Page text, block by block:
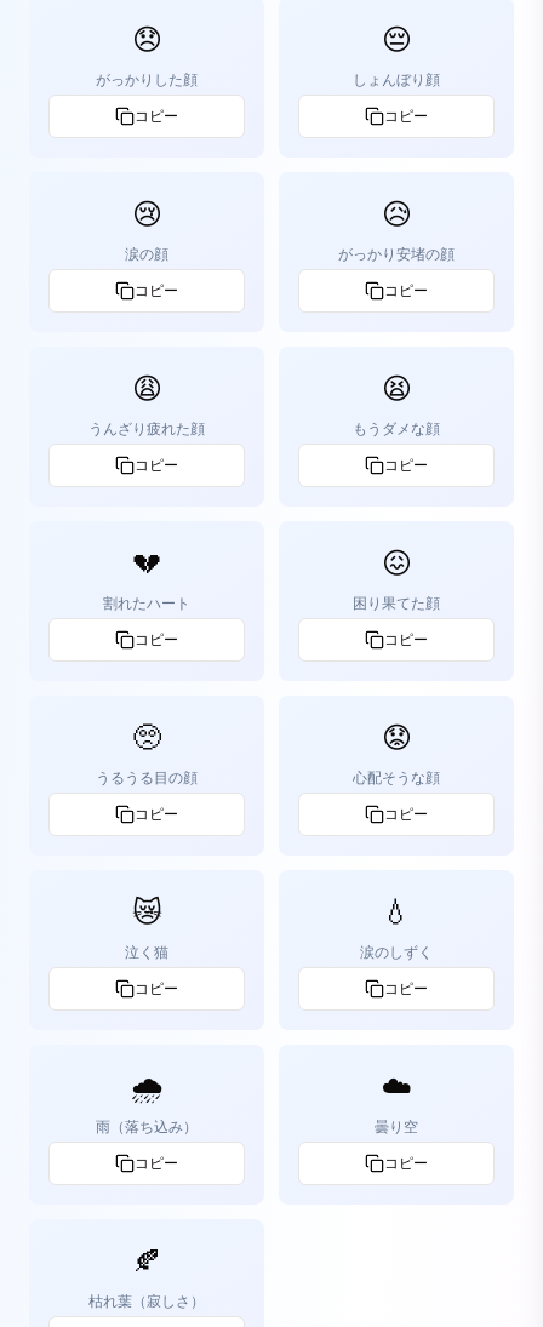
😞
がっかりした顔
コピー
😔
しょんぼり顔
コピー
😢
涙の顔
コピー
😥
がっかり安堵の顔
コピー
😩
うんざり疲れた顔
コピー
😫
もうダメな顔
コピー
💔
割れたハート
コピー
😖
困り果てた顔
コピー
🥺
うるうる目の顔
コピー
😟
心配そうな顔
コピー
😿
泣く猫
コピー
💧
涙のしずく
コピー
🌧️
雨（落ち込み）
コピー
☁️
曇り空
コピー
🍂
枯れ葉（寂しさ）